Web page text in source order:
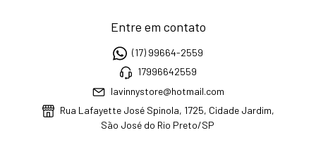
Entre em contato
(17) 99664-2559
17996642559
lavinnystore@hotmail.com
Rua Lafayette José Spinola, 1725, Cidade Jardim,
São José do Rio Preto/SP